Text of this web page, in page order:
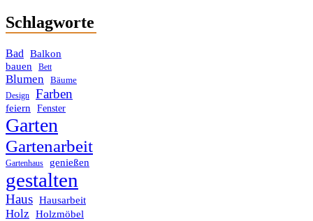
Schlagworte
Bad
Balkon
bauen
Bett
Blumen Bäume
Design Farben
feiern Fenster
Garten
Gartenarbeit
Gartenhaus genießen
gestalten
Haus Hausarbeit
Holz Holzmöbel